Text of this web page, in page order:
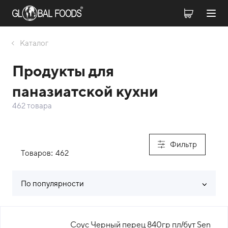
Каталог
Продукты для
паназиатской кухни
462 товара
Фильтр
Товаров: 462
По популярности
Соус Черный перец 840гр пл/бут Sen